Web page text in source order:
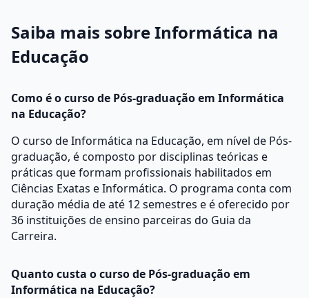
Saiba mais sobre Informática na
Educação
Como é o curso de Pós-graduação em Informática
na Educação?
O curso de Informática na Educação, em nível de Pós-
graduação, é composto por disciplinas teóricas e
práticas que formam profissionais habilitados em
Ciências Exatas e Informática. O programa conta com
duração média de até 12 semestres e é oferecido por
36 instituições de ensino parceiras do Guia da
Carreira.
Quanto custa o curso de Pós-graduação em
Informática na Educação?